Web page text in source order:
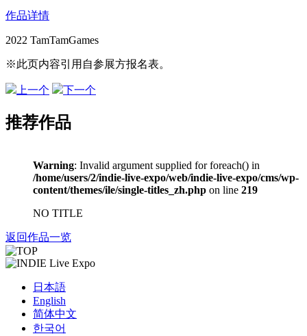
作品详情
2022 TamTamGames
※此页内容引用自参展方报名表。
上一个 下一个
推荐作品
Warning: Invalid argument supplied for foreach() in
/home/users/2/indie-live-expo/web/indie-live-expo/cms/wp-
content/themes/ile/single-titles_zh.php on line 219
NO TITLE
返回作品一览
日本語
English
简体中文
한국어